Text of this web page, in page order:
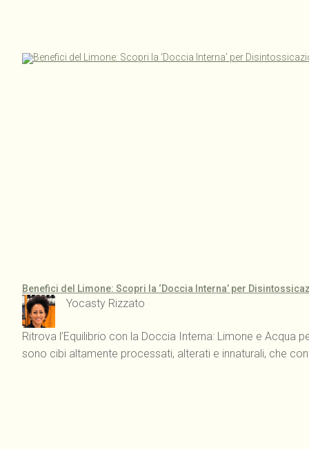
Benefici del Limone: Scopri la ‘Doccia Interna’ per
Yocasty Rizzato
Ritrova l’Equilibrio con la Doccia Interna: Limone e
sono cibi altamente processati, alterati e innaturali, che